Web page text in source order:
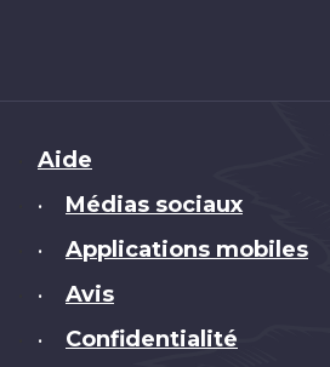
Brand
Aide
• Médias sociaux
• Applications mobiles
• Avis
• Confidentialité